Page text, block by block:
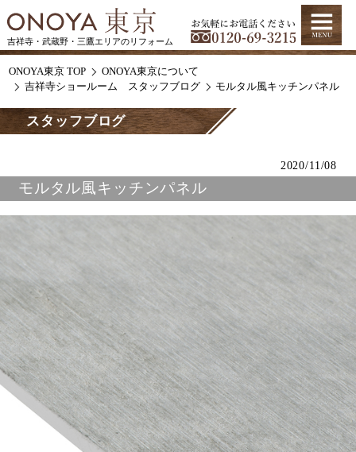
吉祥寺・武蔵野・三鷹エリアのリフォーム
ONOYA東京 TOP
ONOYA東京について
吉祥寺ショールーム スタッフブログ
モルタル風キッチンパネル
スタッフブログ
2020/11/08
モルタル風キッチンパネル